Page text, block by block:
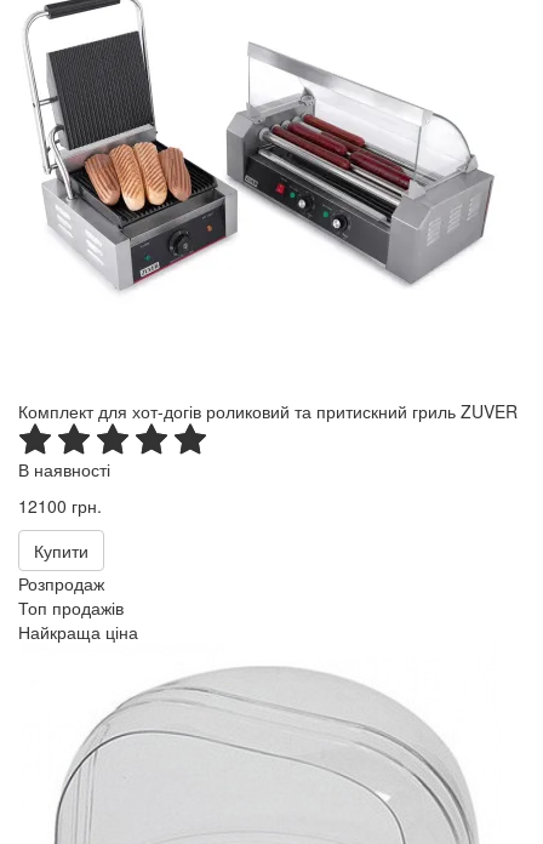
Комплект для хот-догів роликовий та притискний гриль ZUVER
В наявності
12100 грн.
Купити
Розпродаж
Топ продажів
Найкраща ціна